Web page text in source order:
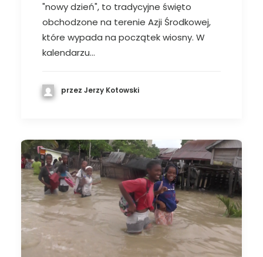
"nowy dzień", to tradycyjne święto
obchodzone na terenie Azji Środkowej,
które wypada na początek wiosny. W
kalendarzu…
przez Jerzy Kotowski